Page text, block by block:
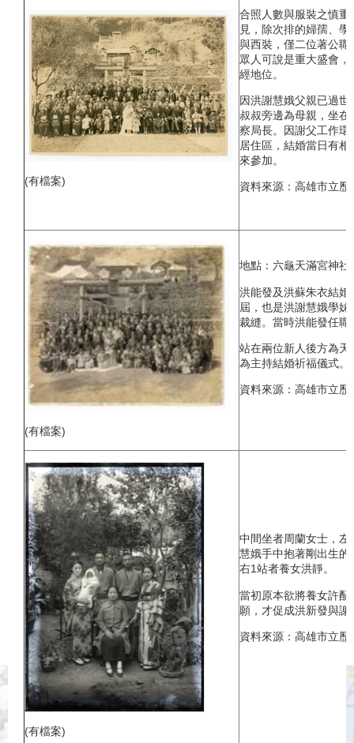
(有檔案)
合照人數與服裝之慎
見，除次排的婦孺、
與西裝，僅二位著公
眾人可說是重大盛會
經地位。
因洪謝慧娥父親已過
叔叔旁邊為母親，坐
察局長。因謝父工作
居住區，結婚當日有
來參加。
資料來源：高雄市立歷
(有檔案)
地點：六龜天滿宮神
洪能發及洪蘇朱衣結
屆，也是洪謝慧娥學
裁縫。當時洪能發任職
站在兩位新人後方為
為主持結婚祈福儀式。
資料來源：高雄市立歷
(有檔案)
中間坐者周蘭女士，
慧娥手中抱著剛出生
右1站者養女洪靜。
當初原本欲將養女許
願，才促成洪新發與
資料來源：高雄市立歷